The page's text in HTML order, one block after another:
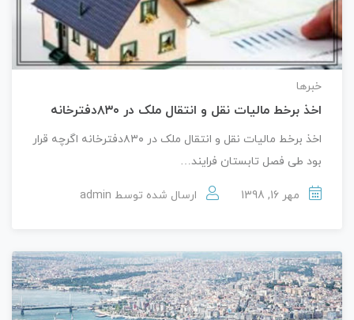
خبرها
اخذ برخط مالیات نقل و انتقال ملک در ۸۳۰دفترخانه
اخذ برخط مالیات نقل و انتقال ملک در ۸۳۰دفترخانه اگرچه قرار
بود طی فصل تابستان فرایند…
مهر 16, 1398 ارسال شده توسط admin